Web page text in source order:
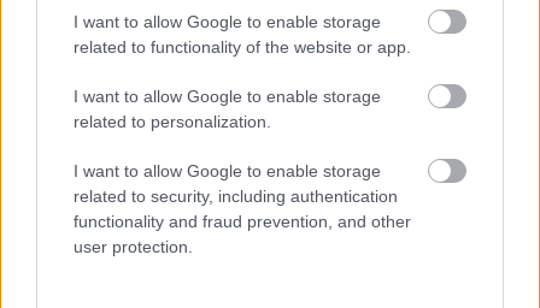
I want to allow Google to enable storage
related to functionality of the website or app.
I want to allow Google to enable storage
related to personalization.
I want to allow Google to enable storage
related to security, including authentication
functionality and fraud prevention, and other
user protection.
bizonyos részében sikerült jelentősen túlszárnyalnunk társainkat.
Ugyanis 83%-unk tartja úgy, hogy a klímaváltozás nagyon súlyos
vélekedik így. Ám az átlagnál alacsonyabb mértékben gondoljuk
magunkat tájékozottnak a kérdésben, nem tudjuk, hogy miként
tehetünk a kedvezőtlen következmények elkerüléséért – derült ki a
felmérésből. „Szerintünk elég, ha az emberek ismerik a problémát,
azaz a globális felmelegedést, és fontos, hogy tisztában legyenek
azzal, hogy ez attól áll fenn, hogy szennyezzük a légkört
széndioxiddal és egyéb üvegházhatású gázokkal. A kettő közötti